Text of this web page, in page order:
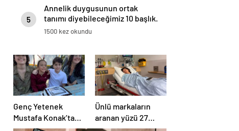
5
Annelik duygusunun ortak
tanımı diyebileceğimiz 10 başlık.
1500 kez okundu
Genç Yetenek
Mustafa Konak’tan
20. Proje Müjdesi
Ünlü markaların
aranan yüzü 27
yaşında hayatını